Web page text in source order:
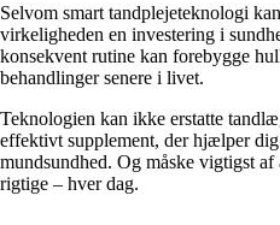
Selvom smart tandplejeteknologi
virkeligheden en investering i
konsekvent rutine kan forebygge
behandlinger senere i livet.
Teknologien kan ikke erstatte
effektivt supplement, der hjælper
mundsundhed. Og måske vigtigst
rigtige – hver dag.